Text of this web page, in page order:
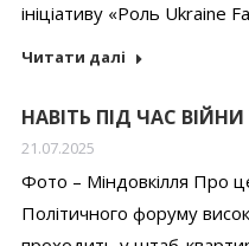
ініціативу «Роль Ukraine
Читати далі
НАВІТЬ ПІД ЧАС
21.07.2025
Фото – Міндовкілля Про
Політичного форуму